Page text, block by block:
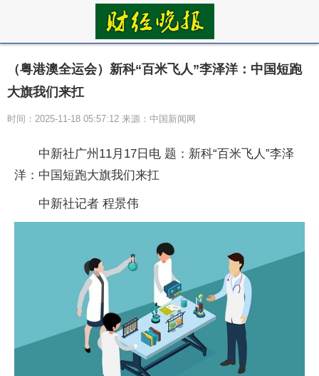
（粤港澳全运会）新科“百米飞人”李泽洋：中国短跑
大旗我们来扛
时间：2025-11-18 05:57:12 来源：中国新闻网
中新社广州11月17日电 题：新科“百米飞人”李泽
洋：中国短跑大旗我们来扛
中新社记者 程景伟